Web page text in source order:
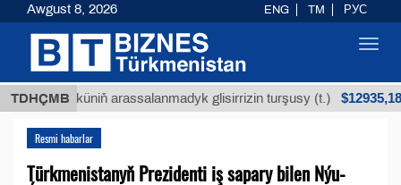
TDHÇMB
köküniň arassalanmadyk glisirrizin turşusy (t.) $12935,18
Resmi habarlar
Türkmenistanyň Prezidenti iş sapary bilen Nýu-
Awgust 8, 2026 ENG TM РУС